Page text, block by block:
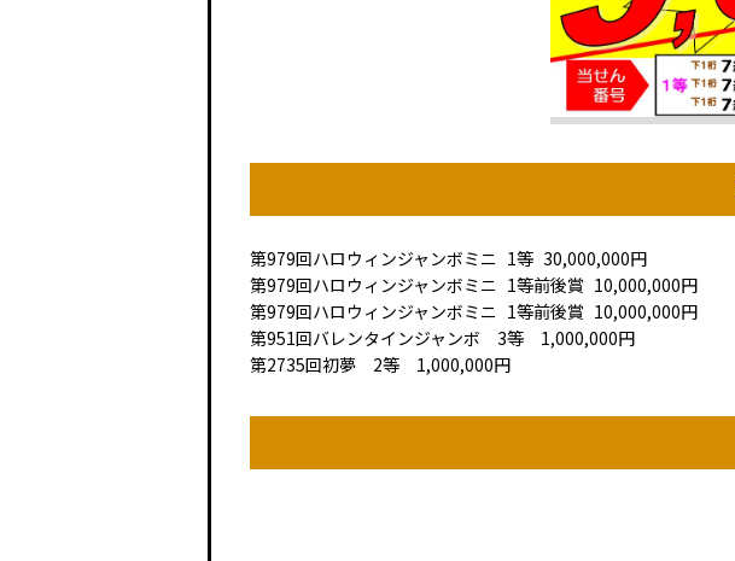
第979回ハロウィンジャンボミニ 1等 30,000,000円
第979回ハロウィンジャンボミニ 1等前後賞 10,000,000円
第979回ハロウィンジャンボミニ 1等前後賞 10,000,000円
第951回バレンタインジャンボ 3等 1,000,000円
第2735回初夢 2等 1,000,000円